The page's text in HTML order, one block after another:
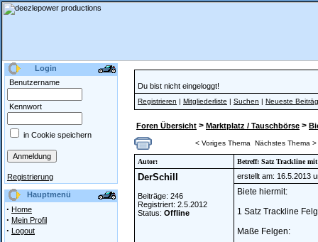
Login
Benutzername
Kennwort
in Cookie speichern
Registrierung
Hauptmenü
· Home
· Mein Profil
· Logout
Du bist nicht eingeloggt!
Registrieren | Mitgliederliste | Suchen | Neueste
Foren Übersicht > Marktplatz / Tauschbörse >
< Voriges Thema Nächstes Thema >
Autor: Betreff: Satz Trackline
DerSchill
Beiträge: 246
Registriert: 2.5.2012
Status: Offline
erstellt am: 16.5.2013
Biete hiermit:
1 Satz Trackline
Maße Felgen: